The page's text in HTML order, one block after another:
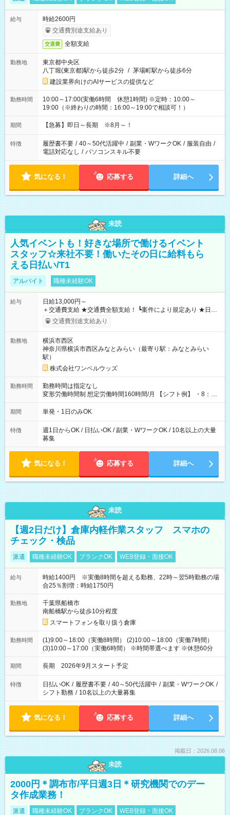
給与
時給2600円
交通費別途支給あり
交通費 全額支給
勤務地
東京都中央区
八丁堀(東京都)駅から徒歩2分 / 茅場町駅から徒歩6分
建設業界向けのAIサービスの提供など
勤務時間
10:00～17:00(実働6時間 休憩1時間) ※定時：10:00～
19:00（※終わりの時間：16:00～19:00で相談可！）
期間 【急募】即日～長期 ※8月～！
特徴 履歴書不要 / 40～50代活躍中 / 副業・WワークOK / 服装自由 /
電話対応なし / パソコンスキル不要
気になる！ 応募する 詳細へ
未読
人気イベントも！好きな場所で働けるイベント
スタッフ☆来社不要！働いたその日に給料もら
える日払い/T1
アルバイト 職種未経験OK
給与
日給13,000円～
＋交通費支給 ★交通費全額支給！ ┗案件により規定あり ★日払
いOK！（規定あり） ┗働いたその日に現金GET♪ お仕事後はコ
ンビニATMから 日払い分を引き落とせます！ 【試用期間】試
交通費別途支給あり
勤務地
横浜市西区
神奈川県横浜市西区みなとみらい（最寄り駅：みなとみらい
駅）
株式会社ワンベルウッズ
勤務時間
勤務時間は指定なし
変形労働時間制 想定労働時間160時間/月 【シフト例】 ・8：00
～21：00
期間 単発・1日のみOK
特徴
週1日からOK / 日払いOK / 副業・WワークOK / 10名以上の大量
募集
気になる！ 応募する 詳細へ
未読
【週2日だけ】倉庫内軽作業スタッフ スマホの
チェック・検品
派遣 職種未経験OK ブランクOK WEB登録・面接OK
給与
時給1400円 ※実働8時間を超える勤務、22時～翌5時勤務の場
合25％割増：時給1750円
勤務地
千葉県船橋市
南船橋駅から徒歩10分程度
スマートフォンを取り扱う倉庫
勤務時間
(1)9:00～18:00（実働8時間） (2)10:00～18:00（実働7時間）
(3)10:00～17:00（実働6時間） ※時間帯選べます ※休憩60分
期間 長期 2026年9月スタート予定
特徴 日払いOK / 履歴書不要 / 40～50代活躍中 / 副業・WワークOK /
シフト勤務 / 10名以上の大量募集
気になる！ 応募する 詳細へ
掲載日：2026.08.06
未読
2000円＊調布市/平日週3日＊研究機関でのデー
タ作成業務！
派遣 職種未経験OK ブランクOK WEB登録・面接OK